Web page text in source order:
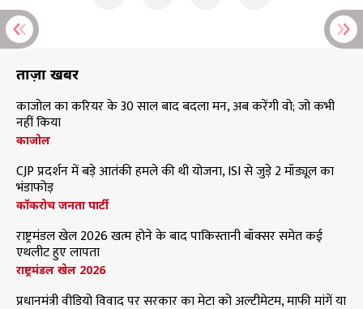
ताज़ा खबरें
काजोल का करियर के 30 साल बाद बदला मन, अब करेंगी वो; जो कभी
नहीं किया
काजोल
CJP प्रदर्शन में बड़े आतंकी हमले की थी योजना, ISI से जुड़े 2 मॉड्यूल का
भंडाफोड़
कॉकरोच जनता पार्टी
राष्ट्रमंडल खेल 2026 खत्म होने के बाद पाकिस्तानी बॉक्सर समेत कई
एथलीट हुए लापता
राष्ट्रमंडल खेल 2026
प्रधानमंत्री वीडियो विवाद पर सरकार का मेटा को अल्टीमेटम, माफी मांगें या